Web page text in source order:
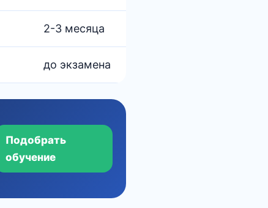
2-3 месяца
до экзамена
Подобрать
обучение